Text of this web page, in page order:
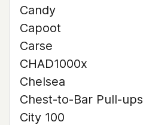
Candy
Capoot
Carse
CHAD1000x
Chelsea
Chest-to-Bar Pull-ups
City 100